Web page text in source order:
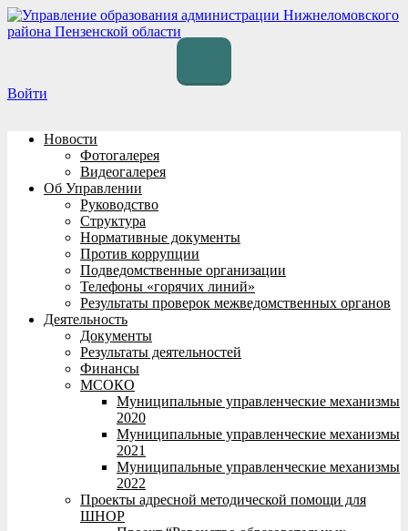
Перейти
к
Войти
Новости
Фотогалерея
Видеогалерея
Об Управлении
Руководство
Структура
Нормативные документы
Против коррупции
Подведомственные организации
Телефоны «горячих линий»
Результаты проверок межведомственных органов
Деятельность
Документы
Результаты деятельностей
Финансы
МСОКО
Муниципальные управленческие механизмы
2020
Муниципальные управленческие механизмы
2021
Муниципальные управленческие механизмы
2022
Проекты адресной методической помощи для
ШНОР